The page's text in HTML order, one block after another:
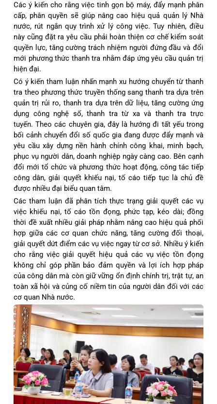
Các ý kiến cho rằng việc tinh gọn bộ máy, đẩy mạnh phân
cấp, phân quyền sẽ giúp nâng cao hiệu quả quản lý Nhà
nước, rút ngắn quy trình xử lý công việc. Tuy nhiên, điều
này cũng đặt ra yêu cầu phải hoàn thiện cơ chế kiểm soát
quyền lực, tăng cường trách nhiệm người đứng đầu và đổi
mới phương thức thanh tra nhằm đáp ứng yêu cầu quản trị
hiện đại.
Có ý kiến tham luận nhấn mạnh xu hướng chuyển từ thanh
tra theo phương thức truyền thống sang thanh tra dựa trên
quản trị rủi ro, thanh tra dựa trên dữ liệu, tăng cường ứng
dụng công nghệ số, thanh tra từ xa và thanh tra trực
tuyến.Theo các chuyên gia, đây là hướng đi tất yếu trong
bối cảnh chuyển đổi số quốc gia đang được đẩy mạnh và
yêu cầu xây dựng nền hành chính công khai, minh bạch,
phục vụ người dân, doanh nghiệp ngày càng cao. Bên cạnh
đổi mới tổ chức và phương thức hoạt động, công tác tiếp
công dân, giải quyết khiếu nại, tố cáo tiếp tục là chủ đề
được nhiều đại biểu quan tâm.
Các tham luận đã phân tích thực trạng giải quyết các vụ
việc khiếu nại, tố cáo tồn đọng, phức tạp, kéo dài; đồng
thời đề xuất nhiều giải pháp nhằm nâng cao hiệu quả phối
hợp giữa các cơ quan chức năng, tăng cường đối thoại,
giải quyết dứt điểm các vụ việc ngay từ cơ sở. Nhiều ý kiến
cho rằng việc giải quyết hiệu quả các vụ việc tồn đọng
không chỉ góp phần bảo đảm quyền và lợi ích hợp pháp
của công dân mà còn giữ vững ổn định chính trị, trật tự, an
toàn xã hội và củng cố niềm tin của người dân đối với các
cơ quan Nhà nước.